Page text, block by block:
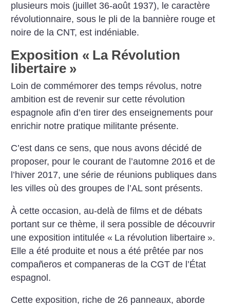
plusieurs mois (juillet 36-août 1937), le caractère
révolutionnaire, sous le pli de la bannière rouge et
noire de la CNT, est indéniable.
Exposition « La Révolution
libertaire »
Loin de commémorer des temps révolus, notre
ambition est de revenir sur cette révolution
espagnole afin d’en tirer des enseignements pour
enrichir notre pratique militante présente.
C’est dans ce sens, que nous avons décidé de
proposer, pour le courant de l’automne 2016 et de
l’hiver 2017, une série de réunions publiques dans
les villes où des groupes de l’AL sont présents.
À cette occasion, au-delà de films et de débats
portant sur ce thème, il sera possible de découvrir
une exposition intitulée « La révolution libertaire ».
Elle a été produite et nous a été prêtée par nos
compañeros et companeras de la CGT de l’État
espagnol.
Cette exposition, riche de 26 panneaux, aborde